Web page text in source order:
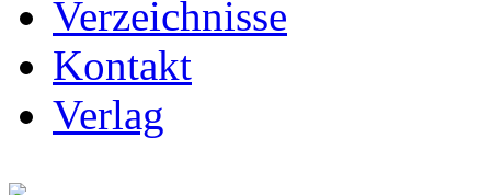
Verzeichnisse
Kontakt
Verlag